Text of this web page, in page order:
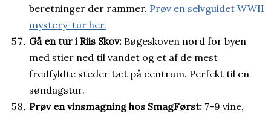
beretninger der rammer. Prøv en selvguidet WWII
mystery-tur her.
Gå en tur i Riis Skov: Bøgeskoven nord for byen
med stier ned til vandet og et af de mest
fredfyldte steder tæt på centrum. Perfekt til en
søndagstur.
Prøv en vinsmagning hos SmagFørst: 7-9 vine,